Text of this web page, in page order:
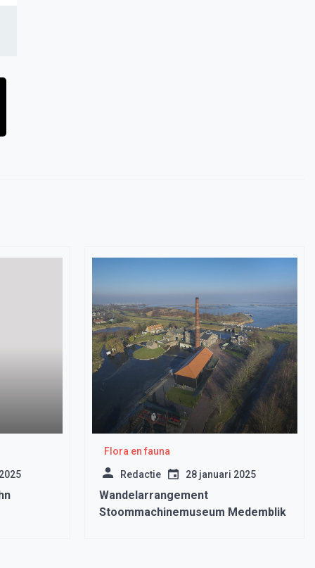
Flora en fauna
Redactie 28 januari 2025
Wandelarrangement
Stoommachinemuseum Medemblik